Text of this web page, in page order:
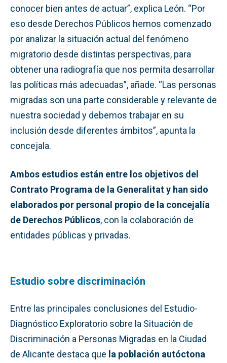
conocer bien antes de actuar”, explica León. “Por
eso desde Derechos Públicos hemos comenzado
por analizar la situación actual del fenómeno
migratorio desde distintas perspectivas, para
obtener una radiografía que nos permita desarrollar
las políticas más adecuadas”, añade. “Las personas
migradas son una parte considerable y relevante de
nuestra sociedad y debemos trabajar en su
inclusión desde diferentes ámbitos”, apunta la
concejala.
Ambos estudios están entre los objetivos del
Contrato Programa de la Generalitat y han sido
elaborados por personal propio de la concejalía
de Derechos Públicos, con la colaboración de
entidades públicas y privadas.
Estudio sobre discriminación
Entre las principales conclusiones del Estudio-
Diagnóstico Exploratorio sobre la Situación de
Discriminación a Personas Migradas en la Ciudad
de Alicante destaca que la población autóctona